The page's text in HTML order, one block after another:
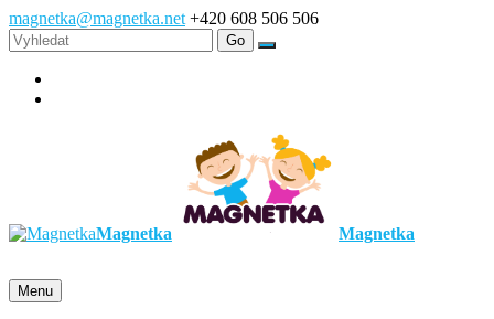
magnetka@magnetka.net +420 608 506 506
Magnetka Magnetka
Menu